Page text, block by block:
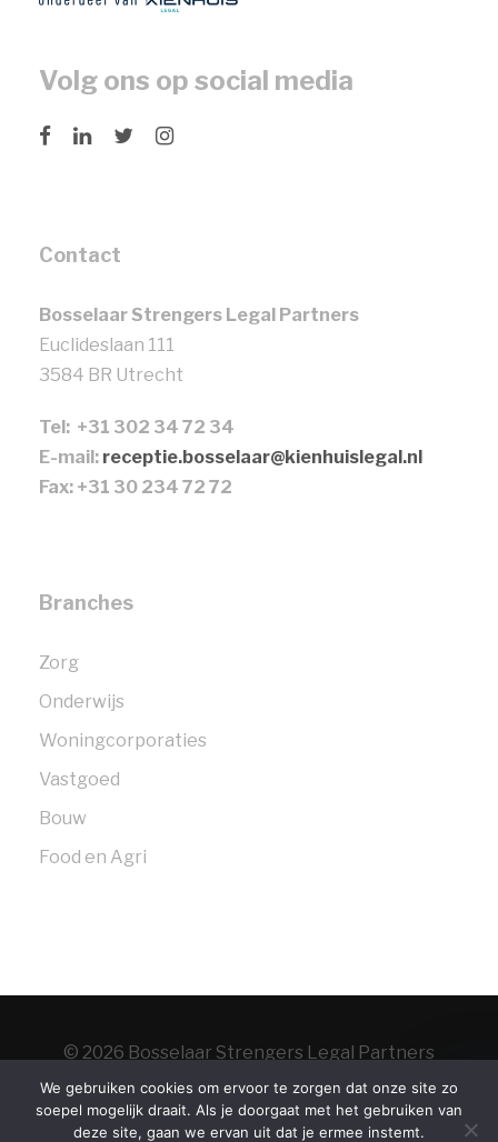
Volg ons op social media
Contact
Bosselaar Strengers Legal Partners
Euclideslaan 111
3584 BR Utrecht
Tel: +31 302 34 72 34
E-mail: receptie.bosselaar@kienhuislegal.nl
Fax: +31 30 234 72 72
Branches
Zorg
Onderwijs
Woningcorporaties
Vastgoed
Bouw
Food en Agri
© 2026 Bosselaar Strengers Legal Partners
Home
Over
ons
Contact Vacatures
Algemene
We gebruiken cookies om ervoor te zorgen dat onze site zo
soepel mogelijk draait. Als je doorgaat met het gebruiken van
deze site, gaan we ervan uit dat je ermee instemt.